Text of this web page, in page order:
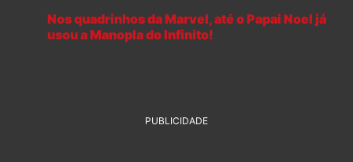
Nos quadrinhos da Marvel, até o Papai Noel já
usou a Manopla do Infinito!
PUBLICIDADE